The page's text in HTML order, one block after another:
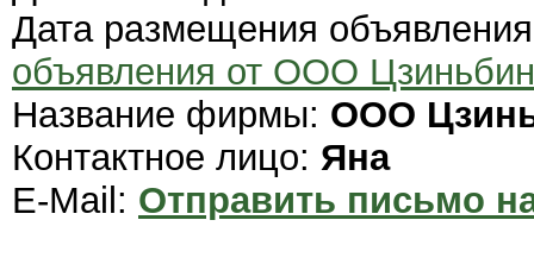
Дата размещения
объявления от ООО
Название фирмы: ООО
Контактное лицо: Яна
E-Mail: Отправить письмо